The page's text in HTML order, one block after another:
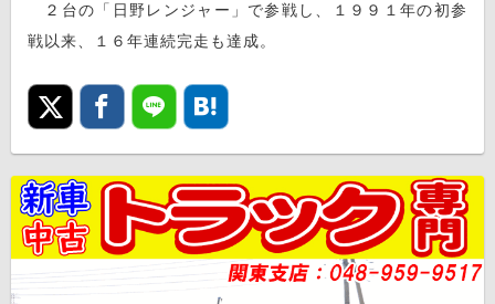
２台の「日野レンジャー」で参戦し、１９９１年の初参
戦以来、１６年連続完走も達成。